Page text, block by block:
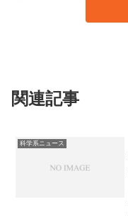
関連記事
科学系ニュース